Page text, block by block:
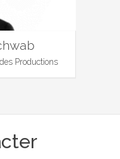
Productions